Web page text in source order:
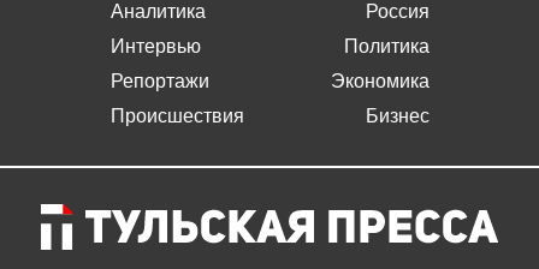
Аналитика
Интервью
Репортажи
Происшествия
Россия
Политика
Экономика
Бизнес